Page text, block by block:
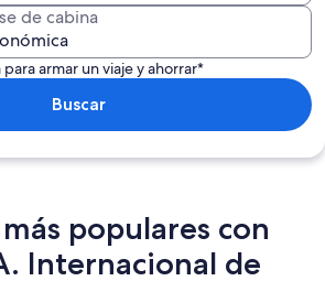
de cabina
armar un viaje y ahorrar*
Buscar
populares con
Internacional de